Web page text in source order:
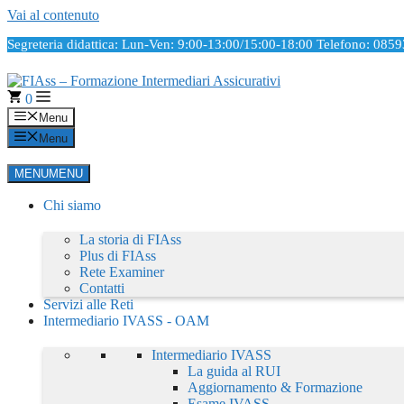
Vai al contenuto
Segreteria didattica: Lun-Ven: 9:00-13:00/15:00-18:00 Telefono:
0
Menu
Menu
MENUMENU
Chi siamo
La storia di FIAss
Plus di FIAss
Rete Examiner
Contatti
Servizi alle Reti
Intermediario IVASS - OAM
Intermediario IVASS
La guida al RUI
Aggiornamento & Formazione